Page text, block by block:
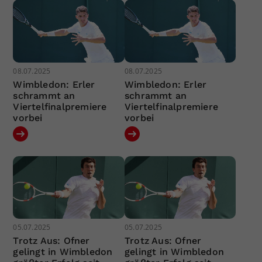
08.07.2025
Wimbledon: Erler
schrammt an
Viertelfinalpremiere
vorbei
08.07.2025
Wimbledon: Erler
schrammt an
Viertelfinalpremiere
vorbei
05.07.2025
Trotz Aus: Ofner
gelingt in Wimbledon
05.07.2025
Trotz Aus: Ofner
gelingt in Wimbledon